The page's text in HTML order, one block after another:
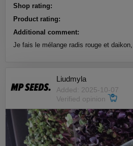
Shop rating:
Product rating:
Additional comment:
Je fais le mélange radis rouge et
Liudmyla
Added: 2025-10-07
Verified opinion